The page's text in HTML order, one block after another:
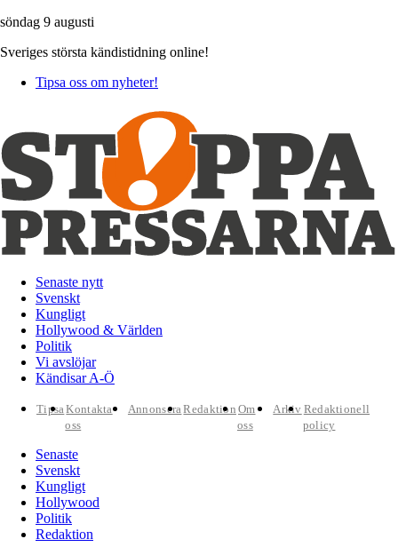
söndag 9 augusti
Sveriges största kändistidning online!
Tipsa oss om nyheter!
Senaste nytt
Svenskt
Kungligt
Hollywood & Världen
Politik
Vi avslöjar
Kändisar A-Ö
TipsaKontakta
oss
AnnonseraRedaktion Om
oss
Arkiv Redaktionell
policy
Senaste
Svenskt
Kungligt
Hollywood
Politik
Redaktion